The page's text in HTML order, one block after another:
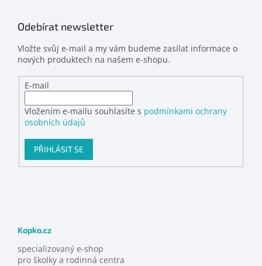
Odebírat newsletter
Vložte svůj e-mail a my vám budeme zasílat informace o
nových produktech na našem e-shopu.
E-mail
Vložením e-mailu souhlasíte s podmínkami ochrany
osobních údajů
PŘIHLÁSIT SE
Kopko.cz
specializovaný e-shop
pro školky a rodinná centra